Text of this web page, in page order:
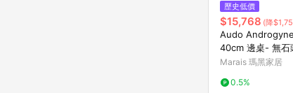
歷史低價
$15,768 (降
Audo
40cm 邊桌- 無石
Marais 瑪黑家居
0.5%